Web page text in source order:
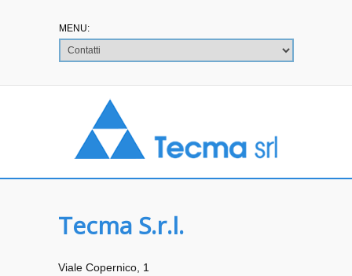
Tecma S.r.l.
Viale Copernico, 1